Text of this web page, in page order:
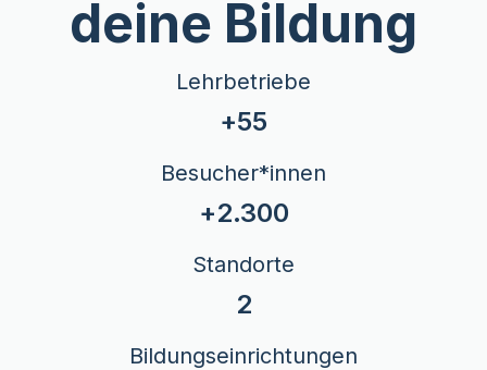
deine Bildung
Lehrbetriebe
+55
Besucher*innen
+2.300
Standorte
2
Bildungseinrichtungen